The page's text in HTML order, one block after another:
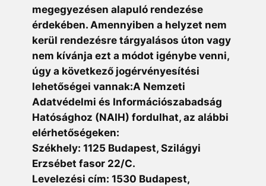
megegyezésen alapuló rendezése
érdekében. Amennyiben a helyzet nem
kerül rendezésre tárgyalásos úton vagy
nem kívánja ezt a módot igénybe venni,
úgy a következő jogérvényesítési
lehetőségei vannak:A Nemzeti
Adatvédelmi és Információszabadság
Hatósághoz (NAIH) fordulhat, az alábbi
elérhetőségeken:
Székhely: 1125 Budapest, Szilágyi
Erzsébet fasor 22/C.
Levelezési cím: 1530 Budapest,